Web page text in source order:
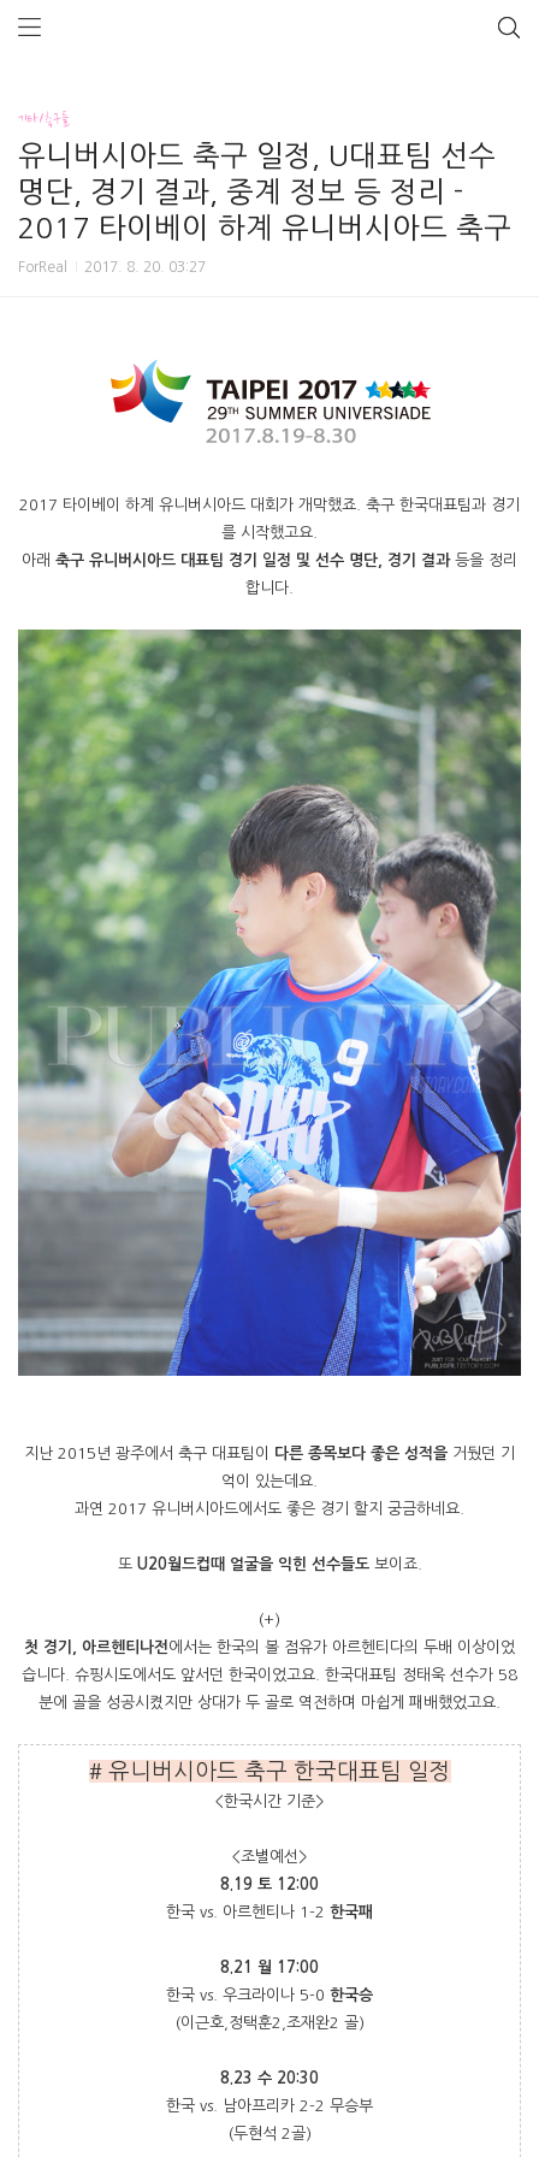
기타/축구들
유니버시아드 축구 일정, U대표팀 선수
명단, 경기 결과, 중계 정보 등 정리 -
2017 타이베이 하계 유니버시아드 축구
ForReal 2017. 8. 20. 03:27
2017 타이베이 하계 유니버시아드 대회가 개막했죠. 축구 한국대표팀과 경기
를 시작했고요.
아래 축구 유니버시아드 대표팀 경기 일정 및 선수 명단, 경기 결과 등을 정리
합니다.
지난 2015년 광주에서 축구 대표팀이 다른 종목보다 좋은 성적을 거뒀던 기
억이 있는데요.
과연 2017 유니버시아드에서도 좋은 경기 할지 궁금하네요.
또 U20월드컵때 얼굴을 익힌 선수들도 보이죠.
(+)
첫 경기, 아르헨티나전에서는 한국의 볼 점유가 아르헨티다의 두배 이상이었
습니다. 슈핑시도에서도 앞서던 한국이었고요. 한국대표팀 정태욱 선수가 58
분에 골을 성공시켰지만 상대가 두 골로 역전하며 마쉽게 패배했었고요.
# 유니버시아드 축구 한국대표팀 일정
<한국시간 기준>
<조별예선>
8.19 토 12:00
한국 vs. 아르헨티나 1-2 한국패
8.21 월 17:00
한국 vs. 우크라이나 5-0 한국승
(이근호,정택훈2,조재완2 골)
8.23 수 20:30
한국 vs. 남아프리카 2-2 무승부
(두현석 2골)